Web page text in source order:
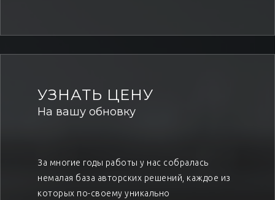
УЗНАТЬ ЦЕНУ
На вашу обновку
За многие годы работы у нас собралась
немалая база авторских решений, каждое из
которых по-своему уникально